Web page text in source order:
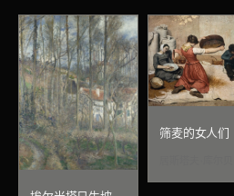
筛麦的女人们